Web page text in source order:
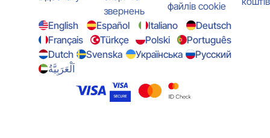
звернень
файлів cookie
English
Español Italiano
Deutsch
Français
Türkçe Polski
Português
Dutch
Svenska Українська
Русский
اَلْعَرَبِيَّةُ